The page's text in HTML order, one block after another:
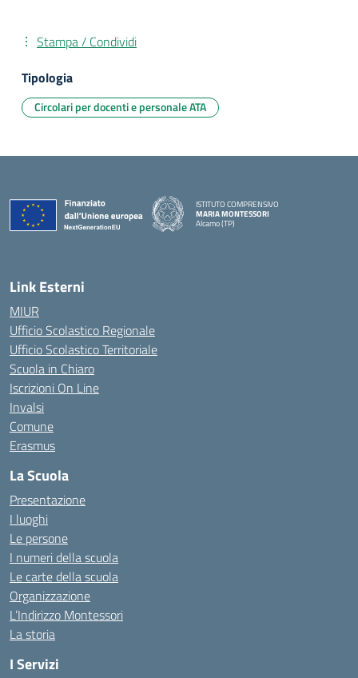
Stampa / Condividi
Tipologia
Circolari per docenti e personale ATA
ISTITUTO COMPRENSIVO
MARIA MONTESSORI
Alcamo (TP)
Link Esterni
MIUR
Ufficio Scolastico Regionale
Ufficio Scolastico Territoriale
Scuola in Chiaro
Iscrizioni On Line
Invalsi
Comune
Erasmus
La Scuola
Presentazione
I luoghi
Le persone
I numeri della scuola
Le carte della scuola
Organizzazione
L’Indirizzo Montessori
La storia
I Servizi